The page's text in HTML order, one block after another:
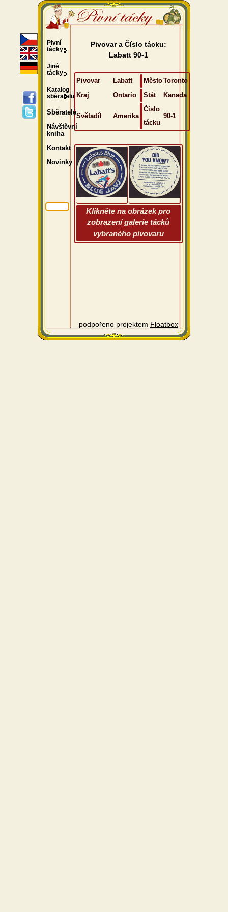
Pivovar a Číslo tácku:
Labatt 90-1
Pivovar Labatt MěstoToronto
Kraj
Ontario Stát Kanada
Světadíl Amerika
Číslo
tácku
90-1
Klikněte na obrázek pro
zobrazení galerie tácků
vybraného pivovaru
podpořeno projektem Floatbox
Pivní
tácky
Jiné
tácky
Katalog
sběratelů
Sběratelé
Návštěvní
kniha
Kontakt
Novinky